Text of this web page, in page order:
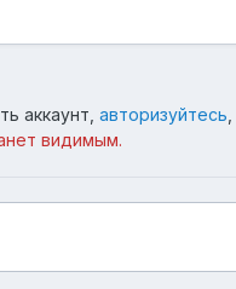
аккаунт, авторизуйтесь
видимым.